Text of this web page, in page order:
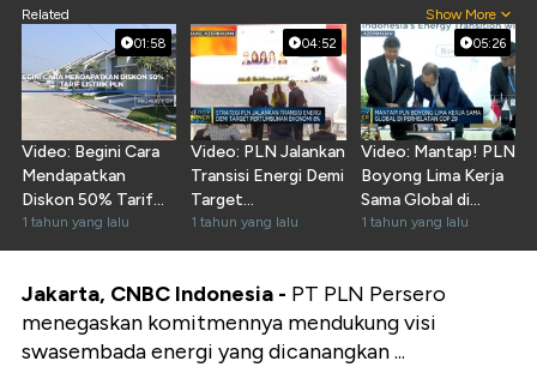
Related Show More
01:58
Video: Begini Cara
Mendapatkan
Diskon 50% Tarif
Listrik PLN
1 tahun yang lalu
04:52
Video: PLN Jalankan
Transisi Energi Demi
Target
Pertumbuhan
Ekonomi
1 tahun yang lalu
05:26
Video: Mantap! PLN
Boyong Lima Kerja
Sama Global di
Perhelatan COP29
1 tahun yang lalu
Jakarta, CNBC Indonesia - PT PLN Persero
menegaskan komitmennya mendukung visi
swasembada energi yang dicanangkan ...